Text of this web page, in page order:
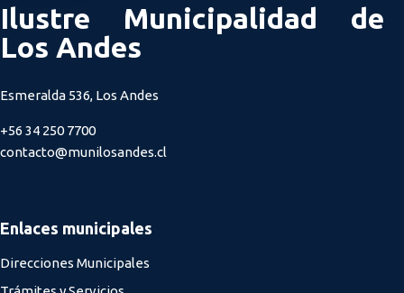
Ilustre Municipalidad de
Los Andes
Esmeralda 536, Los Andes
+56 34 250 7700
contacto@munilosandes.cl
Enlaces municipales
Direcciones Municipales